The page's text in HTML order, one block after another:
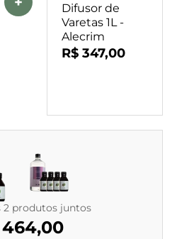
Difusor de
Varetas 1L -
Alecrim
R$ 347,00
2 produtos juntos
464,00